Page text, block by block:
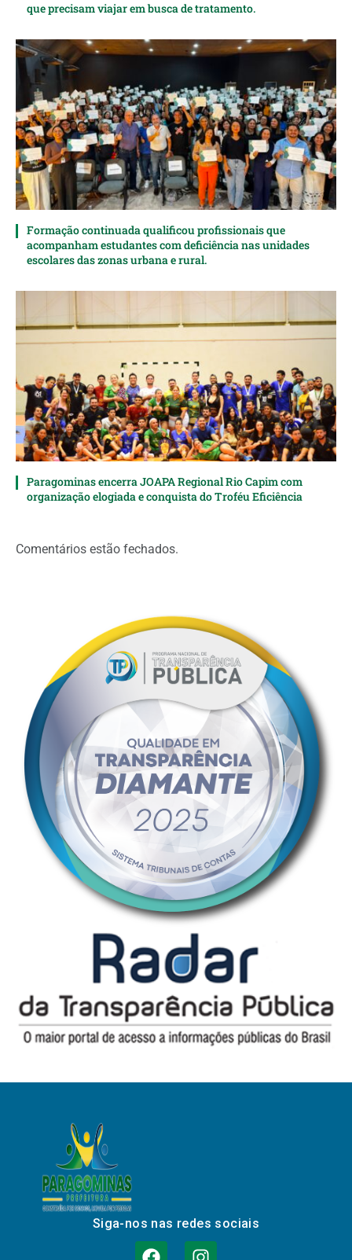
que precisam viajar em busca de tratamento.
Formação continuada qualificou profissionais que
acompanham estudantes com deficiência nas unidades
escolares das zonas urbana e rural.
Paragominas encerra JOAPA Regional Rio Capim com
organização elogiada e conquista do Troféu Eficiência
Comentários estão fechados.
Siga-nos nas redes sociais